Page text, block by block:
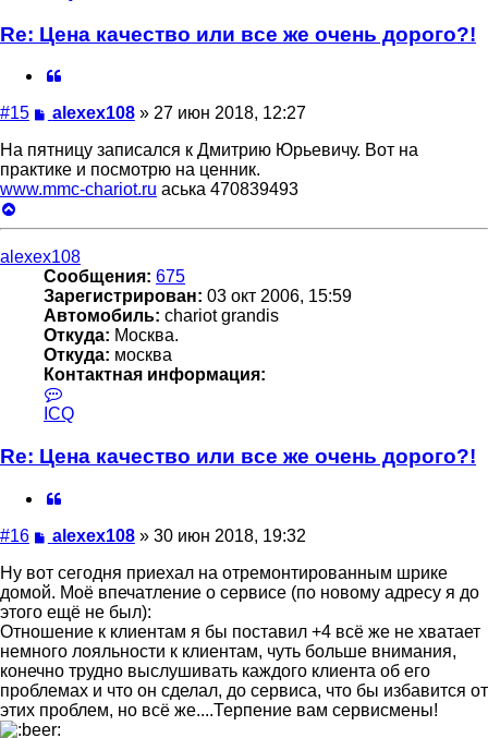
alexex108
Re: Цена качество или все же очень дорого?!
#15 Сообщение
alexex108» 27 июн 2018, 12:27
На пятницу записался к Дмитрию Юрьевичу. Вот на
практике и посмотрю на ценник.
www.mmc-chariot.ru аська 470839493
к
началу
alexex108
Сообщения: 675
Зарегистрирован: 03 окт 2006, 15:59
Автомобиль: chariot grandis
Откуда: Москва.
Откуда: москва
Контактная информация:
информация
alexex108
ICQ
Re: Цена качество или все же очень дорого?!
#16 Сообщение
alexex108» 30 июн 2018, 19:32
Ну вот сегодня приехал на отремонтированным шрике
домой. Моё впечатление о сервисе (по новому адресу я до
этого ещё не был):
Отношение к клиентам я бы поставил +4 всё же не хватает
немного лояльности к клиентам, чуть больше внимания,
конечно трудно выслушивать каждого клиента об его
проблемах и что он сделал, до сервиса, что бы избавится от
этих проблем, но всё же....Терпение вам сервисмены!